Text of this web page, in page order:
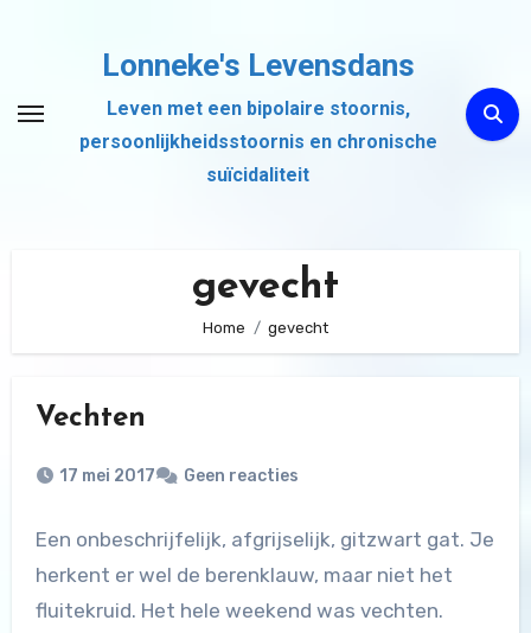
inhoud
Lonneke's Levensdans
Leven met een bipolaire stoornis,
persoonlijkheidsstoornis en chronische
suïcidaliteit
gevecht
Home gevecht
Vechten
17 mei 2017 Geen reacties
Een onbeschrijfelijk, afgrijselijk, gitzwart gat. Je
herkent er wel de berenklauw, maar niet het
fluitekruid. Het hele weekend was vechten.